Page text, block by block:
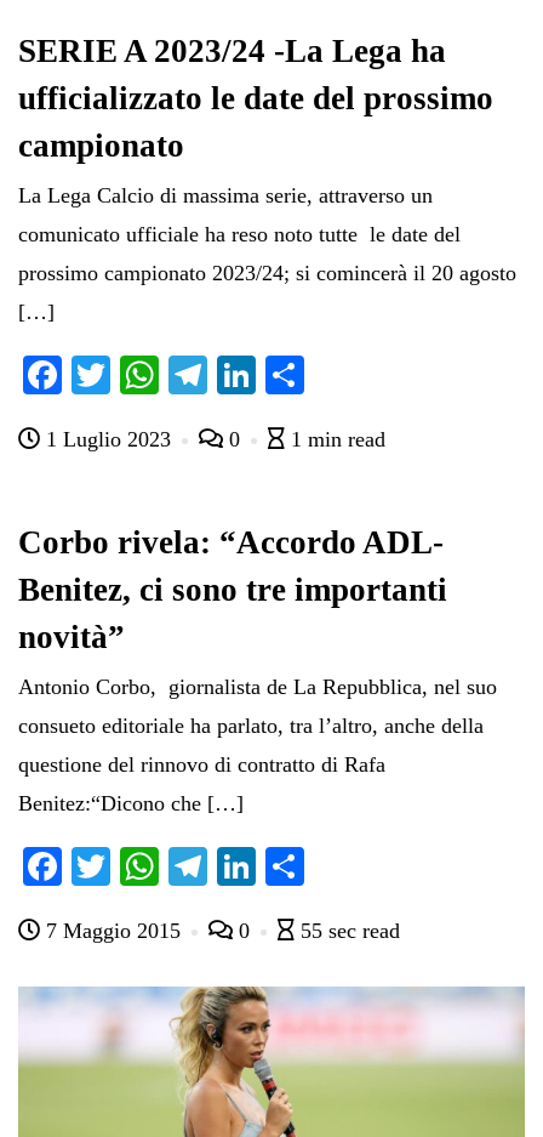
SERIE A 2023/24 -La Lega ha
ufficializzato le date del prossimo
campionato
La Lega Calcio di massima serie, attraverso un
comunicato ufficiale ha reso noto tutte le date del
prossimo campionato 2023/24; si comincerà il 20 agosto
[…]
Fa
bo
T
tte
W
ts
pp
Te
gr
m
Li
ed di
di
1 Luglio 2023 0 1 min read
Corbo rivela: “Accordo ADL-
Benitez, ci sono tre importanti
novità”
Antonio Corbo, giornalista de La Repubblica, nel suo
consueto editoriale ha parlato, tra l’altro, anche della
questione del rinnovo di contratto di Rafa
Benitez:“Dicono che […]
Fa
bo
ok
T
tte
r
W
ts
A
pp
Te
gr
a
m
Li
ed
In
di
vi
di
7 Maggio 2015 0 55 sec read